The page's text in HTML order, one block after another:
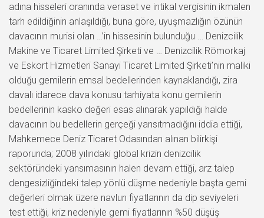
adına hisseleri oranında veraset ve intikal vergisinin ikmalen
tarh edildiğinin anlaşıldığı, buna göre, uyuşmazlığın özünün
davacının murisi olan …’in hissesinin bulunduğu … Denizcilik
Makine ve Ticaret Limited Şirketi ve … Denizcilik Römorkaj
ve Eskort Hizmetleri Sanayi Ticaret Limited Şirketi’nin maliki
olduğu gemilerin emsal bedellerinden kaynaklandığı, zira
davalı idarece dava konusu tarhiyata konu gemilerin
bedellerinin kasko değeri esas alınarak yapıldığı halde
davacının bu bedellerin gerçeği yansıtmadığını iddia ettiği,
Mahkemece Deniz Ticaret Odasından alınan bilirkişi
raporunda; 2008 yılındaki global krizin denizcilik
sektöründeki yansımasının halen devam ettiği, arz talep
dengesizliğindeki talep yönlü düşme nedeniyle başta gemi
değerleri olmak üzere navlun fiyatlarının da dip seviyeleri
test ettiği, kriz nedeniyle gemi fiyatlarının %50 düşüş